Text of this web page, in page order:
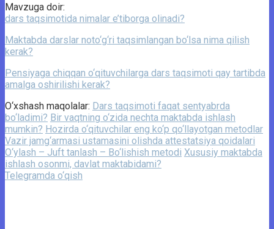
Mavzuga doir:
dars taqsimotida nimalar e’tiborga olinadi?
Maktabda darslar noto‘g‘ri taqsimlangan bo‘lsa nima qilish
kerak?
Pensiyaga chiqqan o‘qituvchilarga dars taqsimoti qay tartibda
amalga oshirilishi kerak?
O‘xshash maqolalar: Dars taqsimoti faqat sentyabrda
bo‘ladimi? Bir vaqtning o‘zida nechta maktabda ishlash
mumkin? Hozirda o‘qituvchilar eng ko‘p qo‘llayotgan metodlar
Vazir jamg‘armasi ustamasini olishda attestatsiya qoidalari
O‘ylash – Juft tanlash – Bo‘lishish metodi Xususiy maktabda
ishlash osonmi, davlat maktabidami?
Telegramda o‘qish